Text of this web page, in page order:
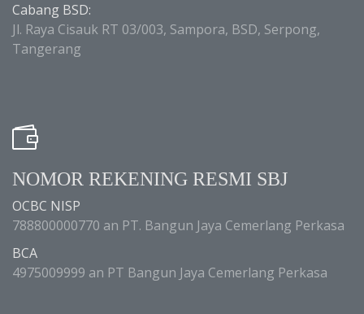
Cabang BSD:
Jl. Raya Cisauk RT 03/003, Sampora, BSD, Serpong,
Tangerang
NOMOR REKENING RESMI SBJ
OCBC NISP
788800000770 an PT. Bangun Jaya Cemerlang Perkasa
BCA
4975009999 an PT Bangun Jaya Cemerlang Perkasa